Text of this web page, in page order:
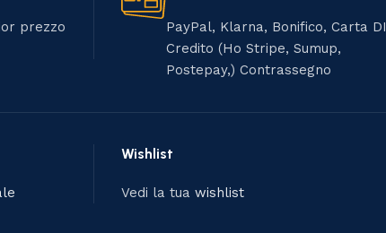
prezzo
PayPal, Klarna, Bonifico, Carta DI
Credito (Ho Stripe, Sumup,
Postepay,) Contrassegno
Wishlist
Vedi la tuawishlist